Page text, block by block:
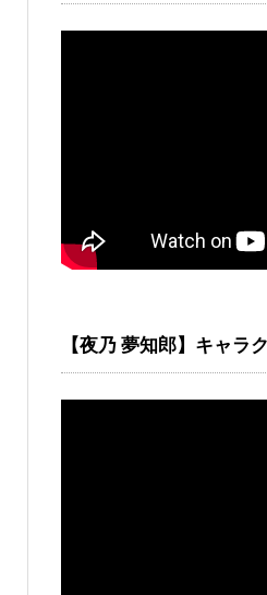
【夜乃 夢知郎】キャラ